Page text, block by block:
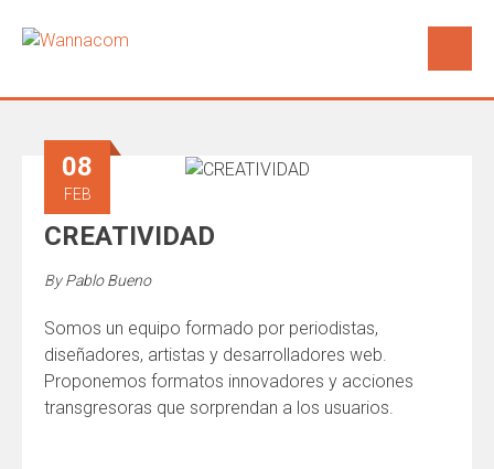
CREATIVIDAD
08
FEB
ByPablo Bueno
Somos un equipo formado por periodistas,
diseñadores, artistas y desarrolladores web.
Proponemos formatos innovadores y acciones
transgresoras que sorprendan a los usuarios.